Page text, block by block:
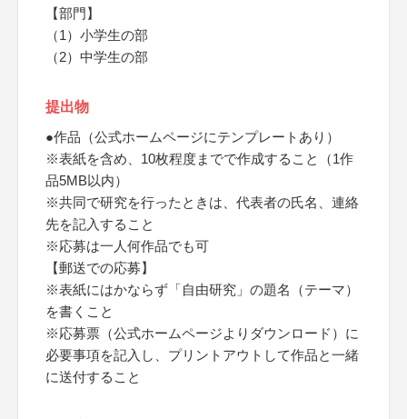
【部門】
（1）小学生の部
（2）中学生の部
提出物
●作品（公式ホームページにテンプレートあり）
※表紙を含め、10枚程度までで作成すること（1作
品5MB以内）
※共同で研究を行ったときは、代表者の氏名、連絡
先を記入すること
※応募は一人何作品でも可
【郵送での応募】
※表紙にはかならず「自由研究」の題名（テーマ）
を書くこと
※応募票（公式ホームページよりダウンロード）に
必要事項を記入し、プリントアウトして作品と一緒
に送付すること